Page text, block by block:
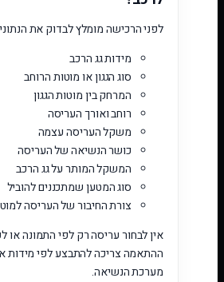
לפני הרכישה מומלץ לבדוק את
מידות גג הרכב
סוג הגגון או מוטות הרוחב
המרחק בין מוטות הגגון
רוחב ואורך העריסה
משקל העריסה עצמה
כושר הנשיאה של העריסה
המשקל המותר על גג הרכב
סוג המטען שמתכננים להוביל
צורת החיבור של העריסה
אין לבחור עריסה רק לפי התמונה או
ההתאמה צריכה להתבצע לפי מידות
מערכת הנשיאה.